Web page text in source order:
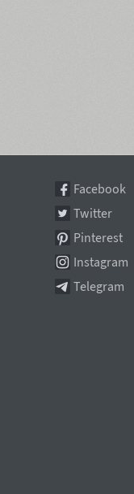
Facebook
Twitter
Pinterest
Instagram
Telegram